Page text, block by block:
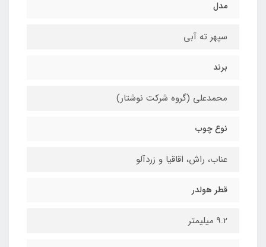
مدل
سپهر ته آبی
برند
محمدعلی (گروه شرکت نوشتار)
نوع چوب
عناب، راش، اقاقیا و زردآلو
قطر هولدر
9.2 میلیمتر